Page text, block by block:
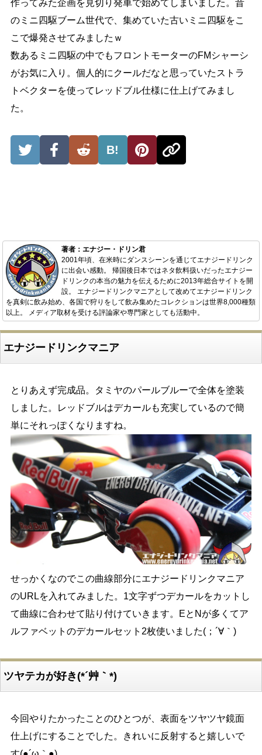
作ってみた企画を見切り発車で始めてしまいました。昔
のミニ四駆ブーム世代で、集めていた古いミニ四駆をこ
こで爆発させてみましたｗ
数あるミニ四駆の中でもフロントモーターのFMシャーシ
がお気に入り。個人的にクールだなと思っていたストラ
トベクターを使ってレッドブル仕様に仕上げてみまし
た。
B!
著者：エナジー・ドリン君
2001年頃、在米時にダンスシーンを通じてエナジードリンク
に出会い感動。 帰国後日本ではネタ飲料扱いだったエナジー
ドリンクの本当の魅力を伝えるために2013年総合サイトを開
設。 エナジードリンクマニアとして改めてエナジードリンク
を真剣に飲み始め、各国で狩りをして飲み集めたコレクションは世界8,000種類
以上。 メディア取材を受ける評論家や専門家としても活動中。
エナジードリンクマニア
とりあえず完成品。タミヤのパールブルーで全体を塗装
しました。レッドブルはデカールも充実しているので簡
単にそれっぽくなりますね。
せっかくなのでこの曲線部分にエナジードリンクマニア
のURLを入れてみました。1文字ずつデカールをカットし
て曲線に合わせて貼り付けていきます。EとNが多くてア
ルファベットのデカールセット2枚使いました(；´∀｀)
ツヤテカが好き(*´艸｀*)
今回やりたかったことのひとつが、表面をツヤツヤ鏡面
仕上げにすることでした。きれいに反射すると嬉しいで